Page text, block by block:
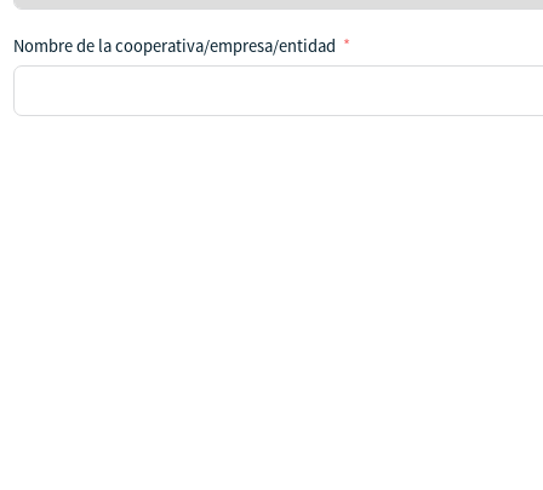
Nombre de la cooperativa/empresa/entidad